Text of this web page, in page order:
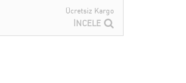
Ücretsiz Kargo
İNCELE